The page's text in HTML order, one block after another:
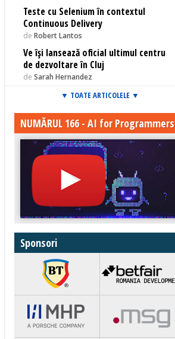
Teste cu Selenium în contextul
Continuous Delivery
de Robert Lantos
Ve își lansează oficial ultimul centru
de dezvoltare în Cluj
de Sarah Hernandez
▼ TOATE ARTICOLELE ▼
NUMĂRUL 166 - AI for Programmers
Sponsori